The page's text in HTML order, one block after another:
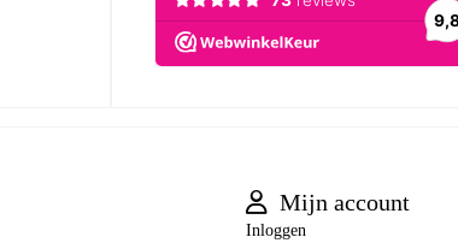
Mijn account
Inloggen